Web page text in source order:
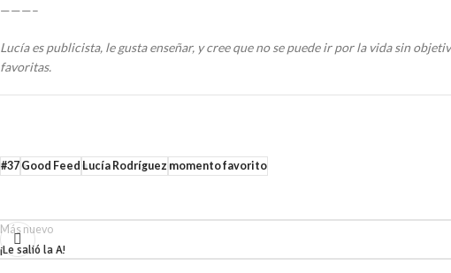
———–
Lucía es publicista, le gusta enseñar, y cree que no se puede ir por la vida sin
favoritas.
#37Good Feed Lucía Rodríguez momento favorito
Más nuevo
¡Le salió la A!